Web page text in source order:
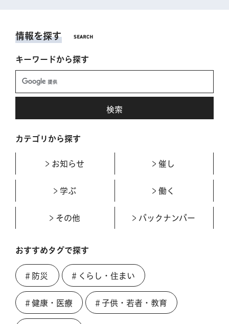
情報を探す
キーワードから探す
カテゴリから探す
お知らせ 催し
学ぶ 働く
その他 バックナンバー
おすすめタグで探す
＃防災 ＃くらし・住まい
＃健康・医療 ＃子供・若者・教育